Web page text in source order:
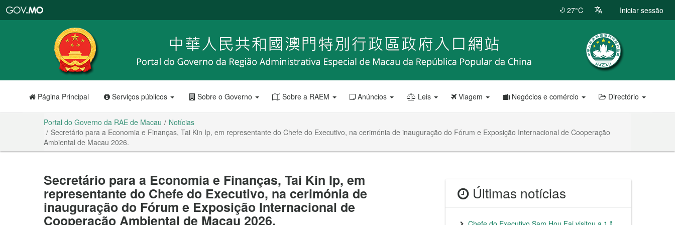
RAE
de
Macau
27°C Iniciar sessão
Página Principal Serviços públicos Sobre o Governo Sobre a RAEM Anúncios Leis Viagem Negócios e comércio Directório
Portal do Governo da RAE de Macau
Notícias
Secretário para a Economia e Finanças, Tai Kin Ip, em representante do Chefe do Executivo, na cerimónia de inauguração do Fórum e Exposição Internacional de Cooperação
Ambiental de Macau 2026.
Secretário para a Economia e Finanças, Tai Kin Ip, em
representante do Chefe do Executivo, na cerimónia de
inauguração do Fórum e Exposição Internacional de
Cooperação Ambiental de Macau 2026.
Últimas notícias